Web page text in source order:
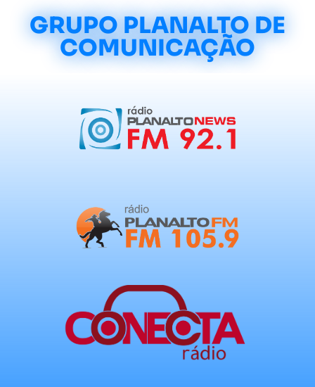
GRUPO PLANALTO DE
COMUNICAÇÃO